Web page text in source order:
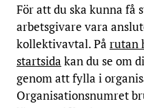
För att du ska kunna få
arbetsgivare vara
kollektivavtal. På rutan
startsida kan du se om
genom att fylla i
Organisationsnumret